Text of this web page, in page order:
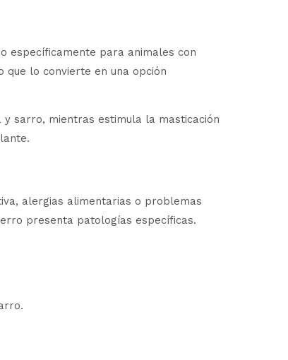
específicamente para animales con
lo convierte en una opción
sarro, mientras estimula la masticación
alergias alimentarias o problemas
presenta patologías específicas.